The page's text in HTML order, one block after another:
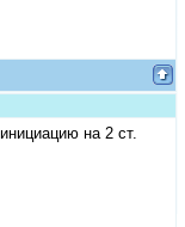
на 2 ст.